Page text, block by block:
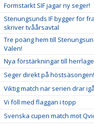
Formstarkt SIF jagar ny seger!
Stenungsunds IF bygger för
skriver tvåårsavtal
Tre poäng hem till
Välen!
Nya förstärkningar till
Seger direkt på höstsäsongen!
Viktig match när serien drar
Vi föll med flaggan i topp
Svenska cupen match mot